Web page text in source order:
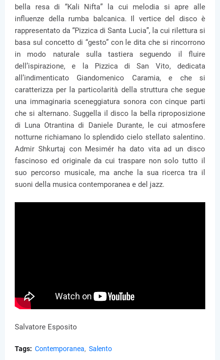
bella resa di “Kali Nifta” la cui melodia si apre alle
influenze della rumba balcanica. Il vertice del disco è
rappresentato da “Pizzica di Santa Lucia”, la cui rilettura si
basa sul concetto di “gesto” con le dita che si rincorrono
in modo naturale sulla tastiera seguendo il fluire
dell’ispirazione, e la Pizzica di San Vito, dedicata
all’indimenticato Giandomenico Caramia, e che si
caratterizza per la particolarità della struttura che segue
una immaginaria sceneggiatura sonora con cinque parti
che si alternano. Suggella il disco la bella riproposizione
di Luna Otrantina di Daniele Durante, le cui atmosfere
notturne richiamano lo splendido cielo stellato salentino.
Admir Shkurtaj con Mesimér ha dato vita ad un disco
fascinoso ed originale da cui traspare non solo tutto il
suo percorso musicale, ma anche la sua ricerca tra il
suoni della musica contemporanea e del jazz.
Salvatore Esposito
Tags: Contemporanea Salento